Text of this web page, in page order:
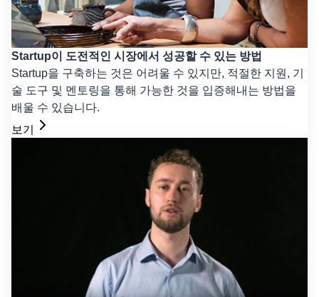
Startup이 도전적인 시장에서 성공할 수 있는 방법
Startup을 구축하는 것은 어려울 수 있지만, 적절한 지원, 기
술 도구 및 멘토링을 통해 가능한 것을 입증해내는 방법을
배울 수 있습니다.
보기